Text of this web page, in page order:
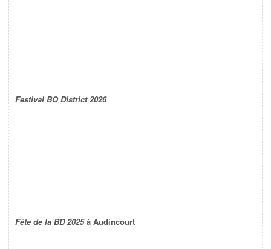
Festival BO District 2026
Fête de la BD 2025à Audincourt